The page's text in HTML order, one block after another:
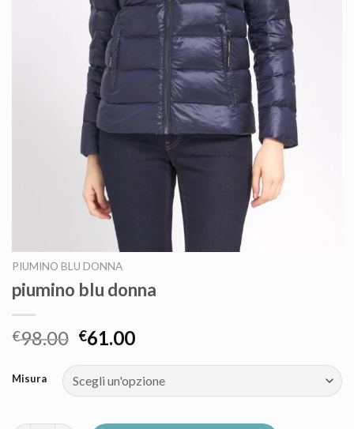
PIUMINO BLU DONNA
piumino blu donna
€98.00 €61.00
Misura